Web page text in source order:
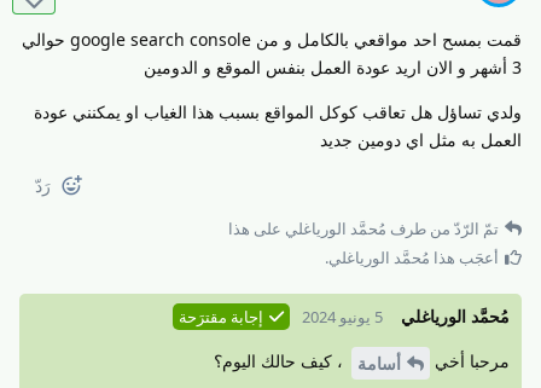
قمت بمسح احد مواقعي بالكامل و من google search console حوالي
3 أشهر و الان اريد عودة العمل بنفس الموقع و الدومين
ولدي تساؤل هل تعاقب كوكل المواقع بسبب هذا الغياب او يمكنني عودة
العمل به مثل اي دومين جديد
رَدّ
تمّ الرّدّ من طرف مُحمَّد الورياغلي على هذا
أعجَب هذا مُحمَّد الورياغلي.
مُحمَّد الورياغلي 5 يونيو 2024 إجابة مقترَحة
مرحبا أخي أسامة ، كيف حالك اليوم؟